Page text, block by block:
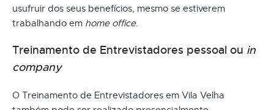
usufruir dos seus benefícios, mesmo se estiverem
trabalhando em home office.
Treinamento de Entrevistadores pessoal ou in
company
O Treinamento de Entrevistadores em Vila Velha